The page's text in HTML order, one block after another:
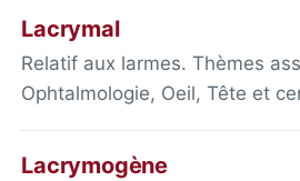
Lacrymal
Relatif aux larmes. Thèmes
Ophtalmologie, Oeil, Tête et
Lacrymogène